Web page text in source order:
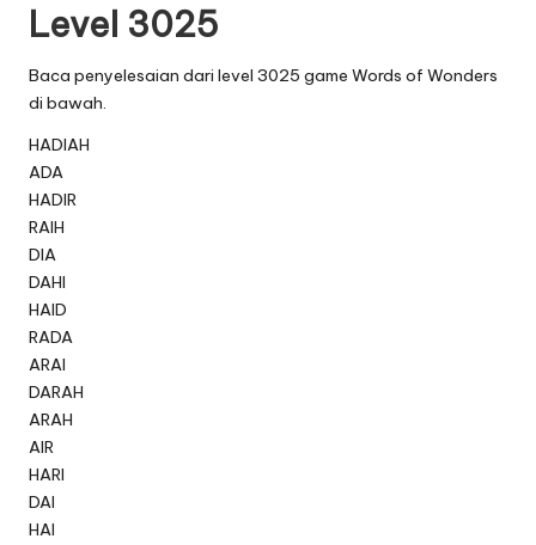
Level 3025
Baca penyelesaian dari level 3025 game Words of Wonders
di bawah.
HADIAH
ADA
HADIR
RAIH
DIA
DAHI
HAID
RADA
ARAI
DARAH
ARAH
AIR
HARI
DAI
HAI